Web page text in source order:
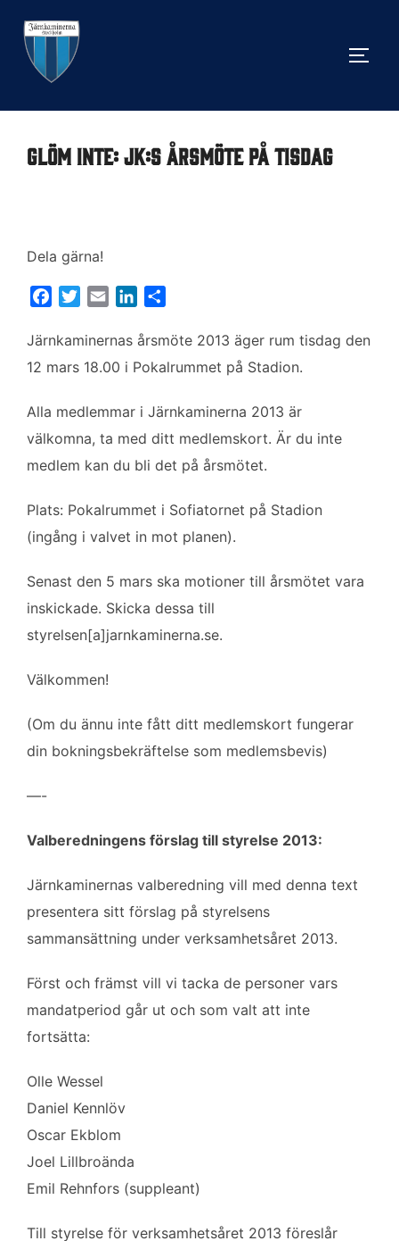
innehåll
Glöm inte: JK:s årsmöte på tisdag
Dela gärna!
c
e
k
i
t
e
a
i
n
k
d
n
l
a
Järnkaminernas årsmöte 2013 äger rum tisdag den
12 mars 18.00 i Pokalrummet på Stadion.
Alla medlemmar i Järnkaminerna 2013 är
välkomna, ta med ditt medlemskort. Är du inte
medlem kan du bli det på årsmötet.
Plats: Pokalrummet i Sofiatornet på Stadion
(ingång i valvet in mot planen).
Senast den 5 mars ska motioner till årsmötet vara
inskickade. Skicka dessa till
styrelsen[a]jarnkaminerna.se.
Välkommen!
(Om du ännu inte fått ditt medlemskort fungerar
din bokningsbekräftelse som medlemsbevis)
—-
Valberedningens förslag till styrelse 2013:
Järnkaminernas valberedning vill med denna text
presentera sitt förslag på styrelsens
sammansättning under verksamhetsåret 2013.
Först och främst vill vi tacka de personer vars
mandatperiod går ut och som valt att inte
fortsätta:
Olle Wessel
Daniel Kennlöv
Oscar Ekblom
Joel Lillbroända
Emil Rehnfors (suppleant)
Till styrelse för verksamhetsåret 2013 föreslår